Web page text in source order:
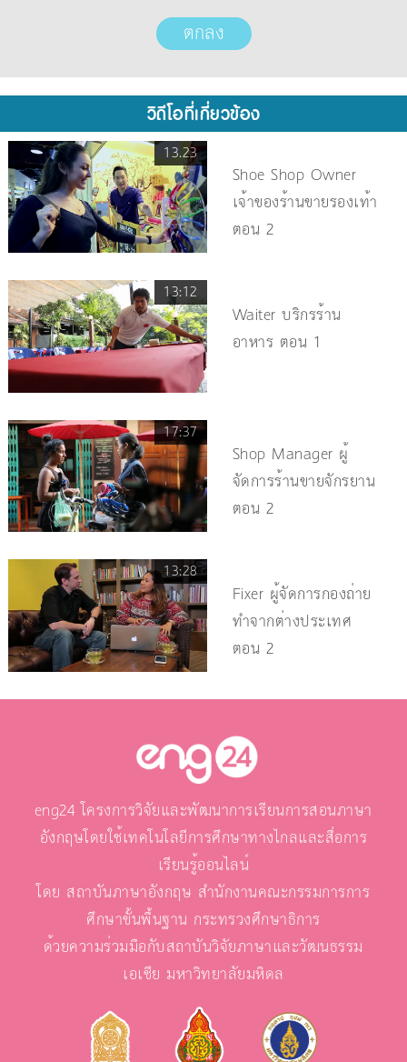
วิดีโอที่เกี่ยวข้อง
13.23
Shoe Shop Owner
เจ้าของร้านขายรองเท้า
ตอน 2
13:12
Waiter บริกรร้าน
อาหาร ตอน 1
17:37
Shop Manager ผู้
จัดการร้านขายจักรยาน
ตอน 2
13:28
Fixer ผู้จัดการกองถ่าย
ทำจากต่างประเทศ
ตอน 2
eng24 โครงการวิจัยและพัฒนาการเรียนการสอนภาษา
อังกฤษโดยใช้เทคโนโลยีการศึกษาทางไกลและสื่อการ
เรียนรู้ออนไลน์
โดย สถาบันภาษาอังกฤษ สำนักงานคณะกรรมการการ
ศึกษาขั้นพื้นฐาน กระทรวงศึกษาธิการ
ด้วยความร่วมมือกับสถาบันวิจัยภาษาและวัฒนธรรม
เอเชีย มหาวิทยาลัยมหิดล